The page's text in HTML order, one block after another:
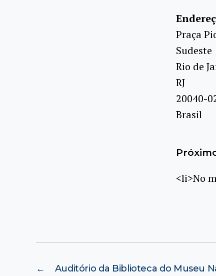
Praça
Sudeste
Rio de
RJ
20040-
Brasil
<li>No
← Auditório da Biblioteca do Museu